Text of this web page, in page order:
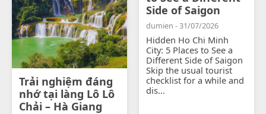
Trải nghiệm đáng
nhớ tại làng Lô Lô
Chải – Hà Giang
Side of Saigon
dumien - 31/07/2026
Hidden Ho Chi Minh
City: 5 Places to See a
Different Side of Saigon
Skip the usual tourist
checklist for a while and
dis...